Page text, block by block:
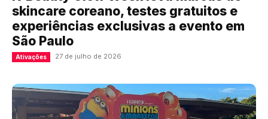
skincare coreano, testes gratuitos e
experiências exclusivas a evento em
São Paulo
Ativações 27 de julho de 2026